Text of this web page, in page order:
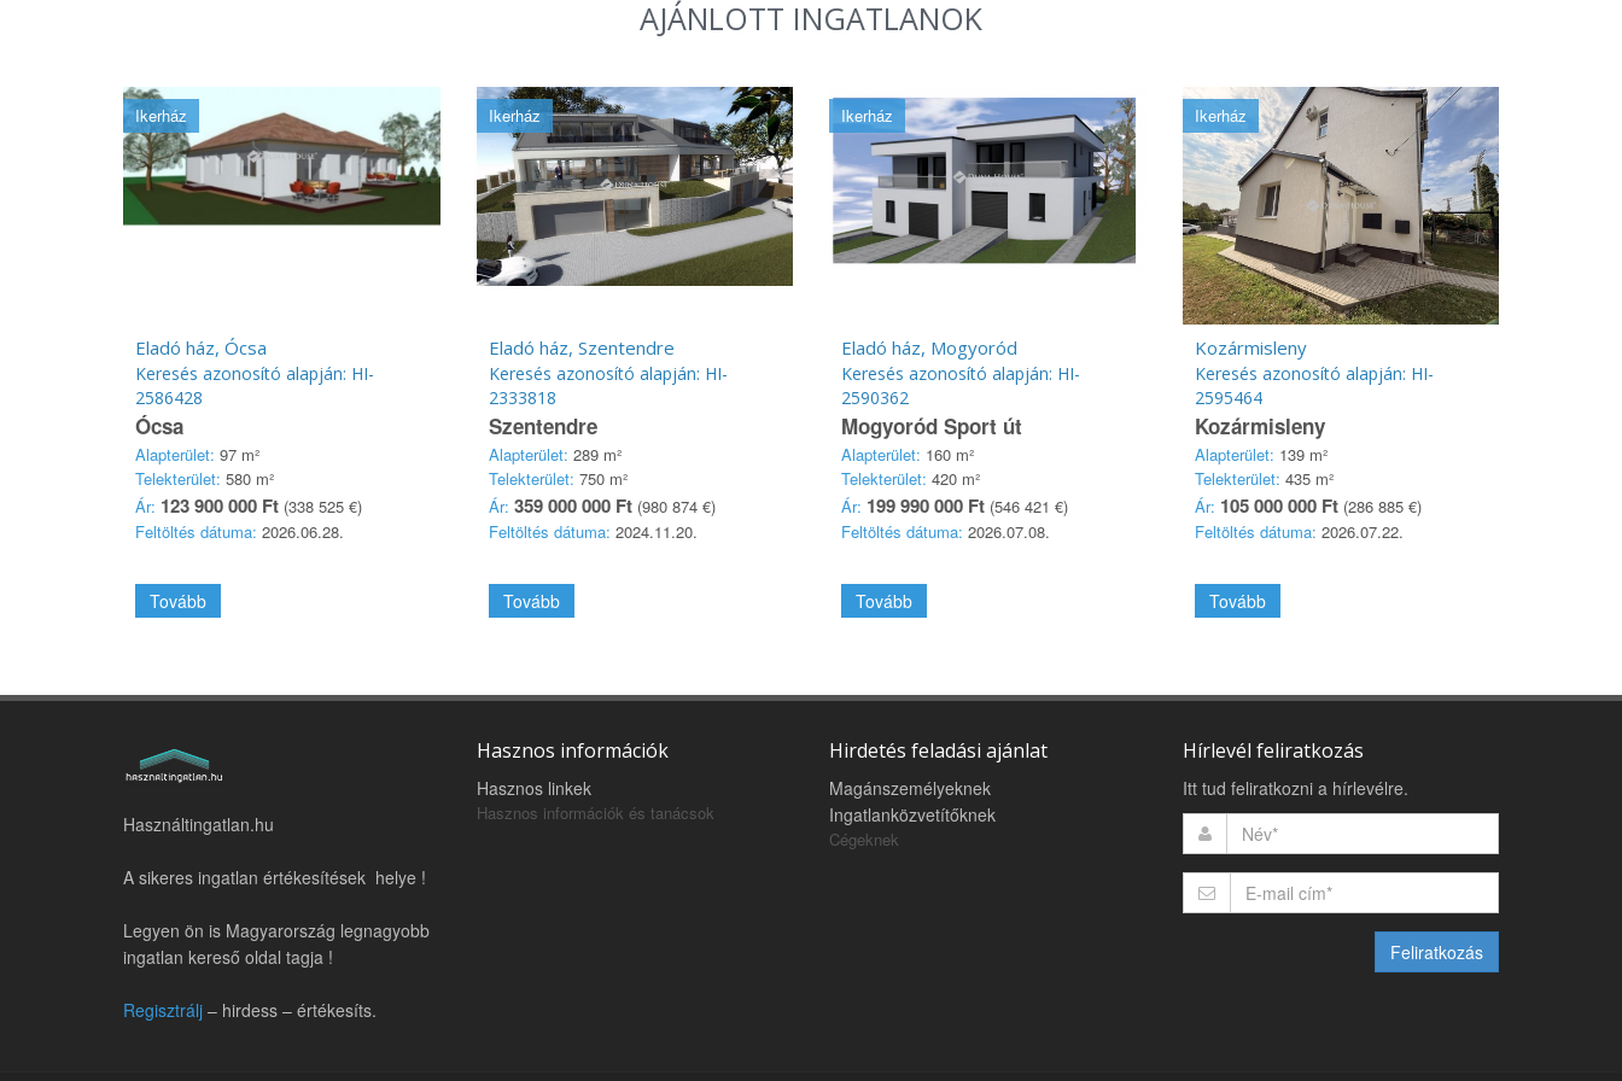
AJÁNLOTT INGATLANOK
Ikerház
Eladó ház, Ócsa
Keresés azonosító alapján: HI-
2586428
Ócsa
Alapterület: 97 m²
Telekterület: 580 m²
Ár: 123 900 000 Ft (338 525 €)
Feltöltés dátuma: 2026.06.28.
Tovább
Ikerház
Eladó ház, Szentendre
Keresés azonosító alapján: HI-
2333818
Szentendre
Alapterület: 289 m²
Telekterület: 750 m²
Ár: 359 000 000 Ft(980 874 €)
Feltöltés dátuma: 2024.11.20.
Tovább
Ikerház
Eladó ház, Mogyoród
Keresés azonosító alapján: HI-
2590362
Mogyoród Sport út
Alapterület: 160 m²
Telekterület: 420 m²
Ár: 199 990 000 Ft (546 421 €)
Feltöltés dátuma: 2026.07.08.
Tovább
Ikerház
Kozármisleny
Keresés azonosító alapján: HI-
2595464
Kozármisleny
Alapterület: 139 m²
Telekterület: 435 m²
Ár: 105 000 000 Ft(286 885 €)
Feltöltés dátuma: 2026.07.22.
Tovább
Használtingatlan.hu
A sikeres ingatlan értékesítések helye !
Legyen ön is Magyarország legnagyobb
ingatlan kereső oldal tagja !
Regisztrálj – hirdess – értékesíts.
Hasznos információk
Hasznos linkek
Hasznos információk és tanácsok
Hirdetés feladási ajánlat
Magánszemélyeknek
Ingatlanközvetítőknek
Cégeknek
Hírlevél feliratkozás
Itt tud feliratkozni a hírlevélre.
Feliratkozás